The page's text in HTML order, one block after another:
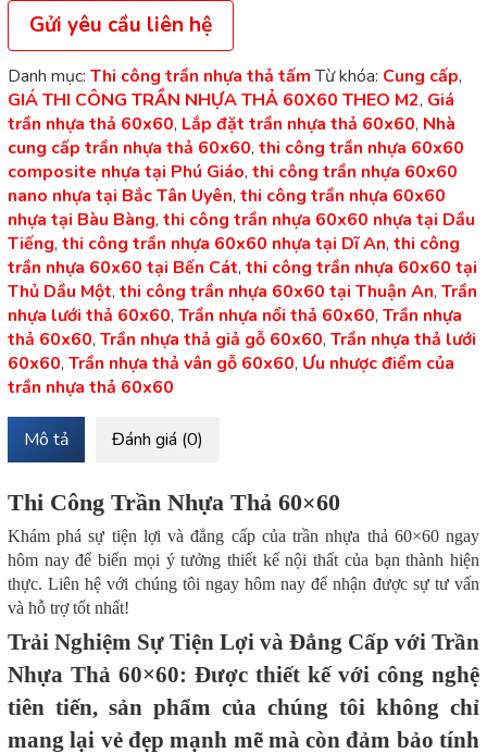
Gửi yêu cầu liên hệ
Danh mục: Thi công trần nhựa thả tấm Từ khóa: Cung cấp,
GIÁ THI CÔNG TRẦN NHỰA THẢ 60X60 THEO M2, Giá
trần nhựa thả 60x60, Lắp đặt trần nhựa thả 60x60, Nhà
cung cấp trần nhựa thả 60x60, thi công trần nhựa 60x60
composite nhựa tại Phú Giáo, thi công trần nhựa 60x60
nano nhựa tại Bắc Tân Uyên, thi công trần nhựa 60x60
nhựa tại Bàu Bàng, thi công trần nhựa 60x60 nhựa tại Dầu
Tiếng, thi công trần nhựa 60x60 nhựa tại Dĩ An, thi công
trần nhựa 60x60 tại Bến Cát, thi công trần nhựa 60x60 tại
Thủ Dầu Một, thi công trần nhựa 60x60 tại Thuận An, Trần
nhựa lưới thả 60x60, Trần nhựa nổi thả 60x60, Trần nhựa
thả 60x60, Trần nhựa thả giả gỗ 60x60, Trần nhựa thả lưới
60x60, Trần nhựa thả vân gỗ 60x60, Ưu nhược điểm của
trần nhựa thả 60x60
Mô tả Đánh giá (0)
Thi Công Trần Nhựa Thả 60×60
Khám phá sự tiện lợi và đẳng cấp của trần nhựa thả 60×60 ngay
hôm nay để biến mọi ý tưởng thiết kế nội thất của bạn thành hiện
thực. Liên hệ với chúng tôi ngay hôm nay để nhận được sự tư vấn
và hỗ trợ tốt nhất!
Trải Nghiệm Sự Tiện Lợi và Đẳng Cấp với Trần
Nhựa Thả 60×60: Được thiết kế với công nghệ
tiên tiến, sản phẩm của chúng tôi không chỉ
mang lại vẻ đẹp mạnh mẽ mà còn đảm bảo tính